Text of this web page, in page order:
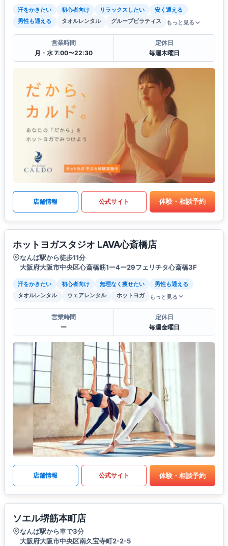
汗をかきたい 初心者向け リラックスしたい
安く通える
男性も通える
タオルレンタル グループピラティス もっと見る
営業時間
月・水 7:00〜22:30
定休日
毎週木曜日
店舗情報 公式サイト 体験・相談予約
ホットヨガスタジオ LAVA心斎橋店
なんば駅から徒歩11分
大阪府大阪市中央区心斎橋筋1ー4ー29フェリチタ心斎橋3F
汗をかきたい 初心者向け 無理なく痩せたい
男性も通える
タオルレンタル
ウェアレンタル ホットヨガ もっと見る
営業時間
ー
定休日
毎週金曜日
店舗情報 公式サイト 体験・相談予約
ソエル堺筋本町店
なんば駅から車で3分
大阪府大阪市中央区南久宝寺町2-2-5